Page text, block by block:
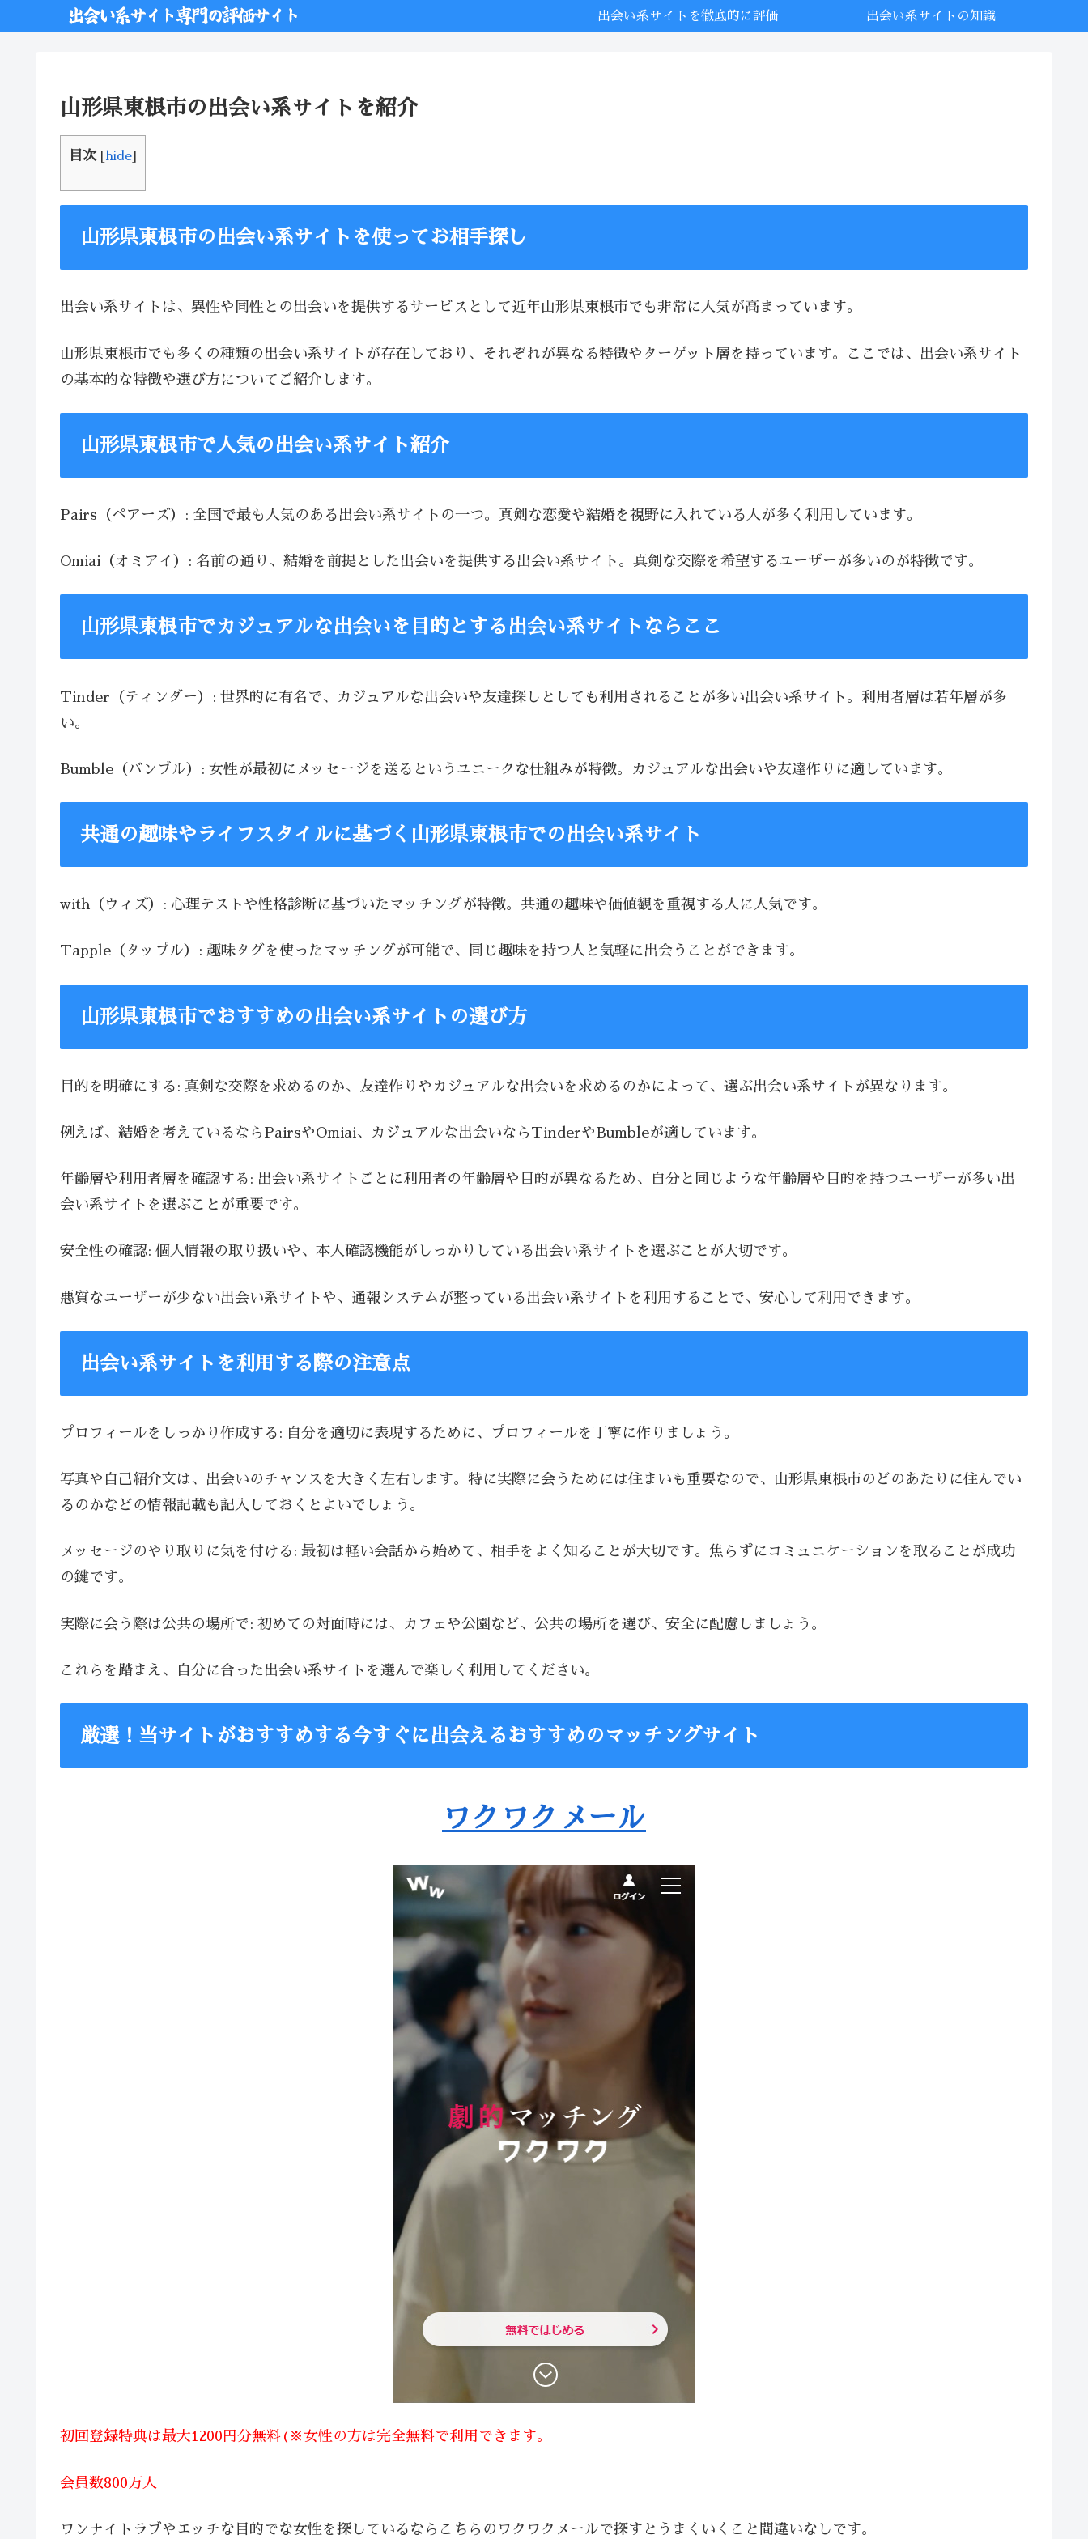
出会い系サイトを徹底的に評価 出会い系サイトの知識
山形県東根市の出会い系サイトを紹介
目次 hide
山形県東根市の出会い系サイトを使ってお相手探し
出会い系サイトは、異性や同性との出会いを提供するサービスとして近年山形県東根市でも非常に人気が高まっています。
山形県東根市でも多くの種類の出会い系サイトが存在しており、それぞれが異なる特徴やターゲット層を持っています。ここでは、出会い系サイト
の基本的な特徴や選び方についてご紹介します。
山形県東根市で人気の出会い系サイト紹介
Pairs（ペアーズ）: 全国で最も人気のある出会い系サイトの一つ。真剣な恋愛や結婚を視野に入れている人が多く利用しています。
Omiai（オミアイ）: 名前の通り、結婚を前提とした出会いを提供する出会い系サイト。真剣な交際を希望するユーザーが多いのが特徴です。
山形県東根市でカジュアルな出会いを目的とする出会い系サイトならここ
Tinder（ティンダー）: 世界的に有名で、カジュアルな出会いや友達探しとしても利用されることが多い出会い系サイト。利用者層は若年層が多
い。
Bumble（バンブル）: 女性が最初にメッセージを送るというユニークな仕組みが特徴。カジュアルな出会いや友達作りに適しています。
共通の趣味やライフスタイルに基づく山形県東根市での出会い系サイト
with（ウィズ）: 心理テストや性格診断に基づいたマッチングが特徴。共通の趣味や価値観を重視する人に人気です。
Tapple（タップル）: 趣味タグを使ったマッチングが可能で、同じ趣味を持つ人と気軽に出会うことができます。
山形県東根市でおすすめの出会い系サイトの選び方
目的を明確にする: 真剣な交際を求めるのか、友達作りやカジュアルな出会いを求めるのかによって、選ぶ出会い系サイトが異なります。
例えば、結婚を考えているならPairsやOmiai、カジュアルな出会いならTinderやBumbleが適しています。
年齢層や利用者層を確認する: 出会い系サイトごとに利用者の年齢層や目的が異なるため、自分と同じような年齢層や目的を持つユーザーが多い出
会い系サイトを選ぶことが重要です。
安全性の確認: 個人情報の取り扱いや、本人確認機能がしっかりしている出会い系サイトを選ぶことが大切です。
悪質なユーザーが少ない出会い系サイトや、通報システムが整っている出会い系サイトを利用することで、安心して利用できます。
出会い系サイトを利用する際の注意点
プロフィールをしっかり作成する: 自分を適切に表現するために、プロフィールを丁寧に作りましょう。
写真や自己紹介文は、出会いのチャンスを大きく左右します。特に実際に会うためには住まいも重要なので、山形県東根市のどのあたりに住んでい
るのかなどの情報記載も記入しておくとよいでしょう。
メッセージのやり取りに気を付ける: 最初は軽い会話から始めて、相手をよく知ることが大切です。焦らずにコミュニケーションを取ることが成功
の鍵です。
実際に会う際は公共の場所で: 初めての対面時には、カフェや公園など、公共の場所を選び、安全に配慮しましょう。
これらを踏まえ、自分に合った出会い系サイトを選んで楽しく利用してください。
厳選！当サイトがおすすめする今すぐに出会えるおすすめのマッチングサイト
ワクワクメール
初回登録特典は最大1200円分無料(※女性の方は完全無料で利用できます。
会員数800万人
ワンナイトラブやエッチな目的でな女性を探しているならこちらのワクワクメールで探すとうまくいくこと間違いなしです。